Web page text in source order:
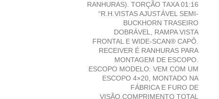
RANHURAS). TORÇÃO TAXA 01:16
“R.H.VISTAS AJUSTÁVEL SEMI-
BUCKHORN TRASEIRO
DOBRÁVEL, RAMPA VISTA
FRONTAL E WIDE-SCAN® CAPÔ.
RECEIVER É RANHURAS PARA
MONTAGEM DE ESCOPO.
ESCOPO MODELO: VEM COM UM
ESCOPO 4×20, MONTADO NA
FÁBRICA E FURO DE
VISÃO.COMPRIMENTO TOTAL